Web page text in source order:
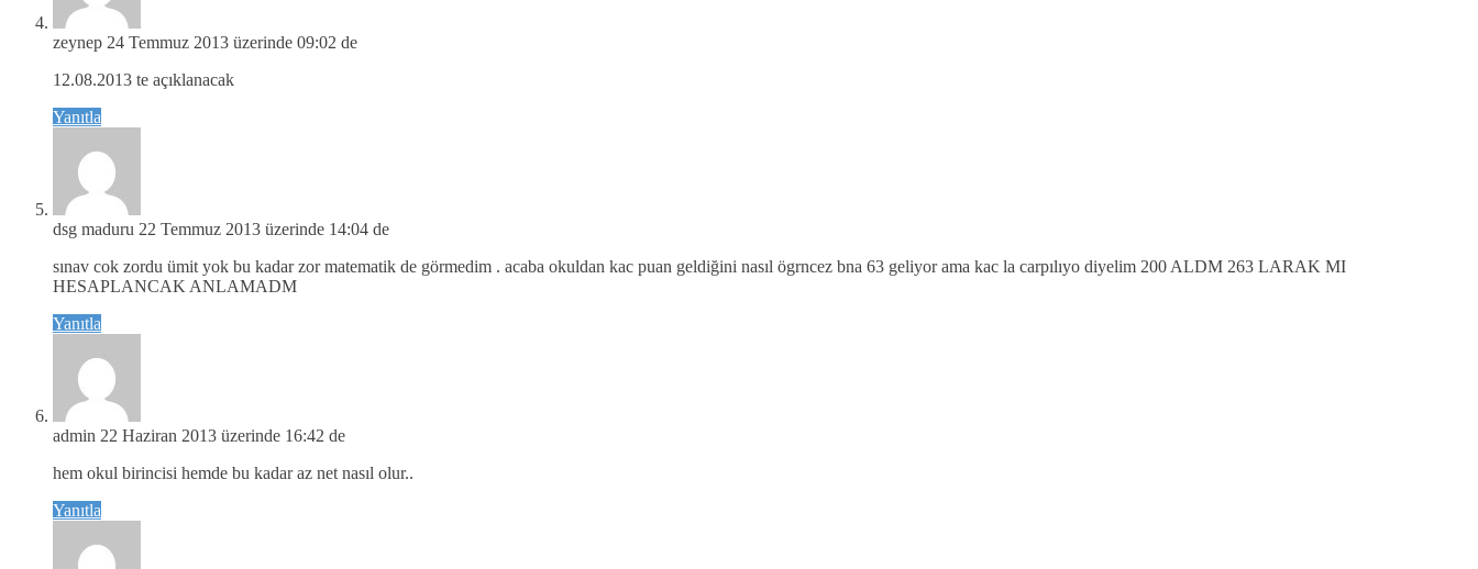
zeynep 24 Temmuz 2013 üzerinde 09:02 de
12.08.2013 te açıklanacak
Yanıtla
dsg maduru 22 Temmuz 2013 üzerinde 14:04 de
sınav cok zordu ümit yok bu kadar zor matematik de görmedim . acaba okuldan kac puan geldiğini nasıl ögrncez bna 63 geliyor ama kac la carpılıyo diyelim 200 ALDM 263 LARAK MI
HESAPLANCAK ANLAMADM
Yanıtla
admin 22 Haziran 2013 üzerinde 16:42 de
hem okul birincisi hemde bu kadar az net nasıl olur..
Yanıtla